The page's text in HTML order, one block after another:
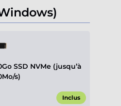
SSD NVMe (jusqu’à
s)
Inclus